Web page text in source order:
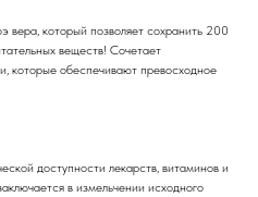
вера, который позволяет сохранить 200
веществ! Сочетает
которые обеспечивают превосходное
доступности лекарств, витаминов и
в измельчении исходного